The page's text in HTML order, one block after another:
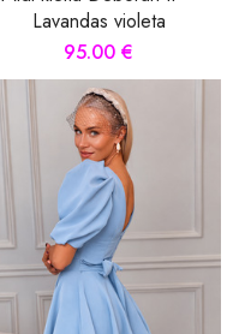
Lavandas violeta
95.00 €